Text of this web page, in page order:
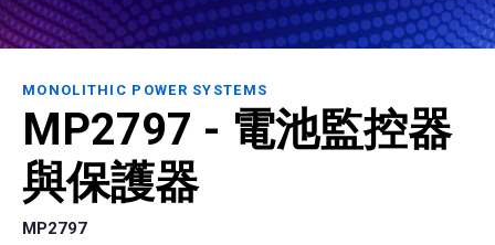
MONOLITHIC POWER SYSTEMS
MP2797 - 電池監控器
與保護器
MP2797